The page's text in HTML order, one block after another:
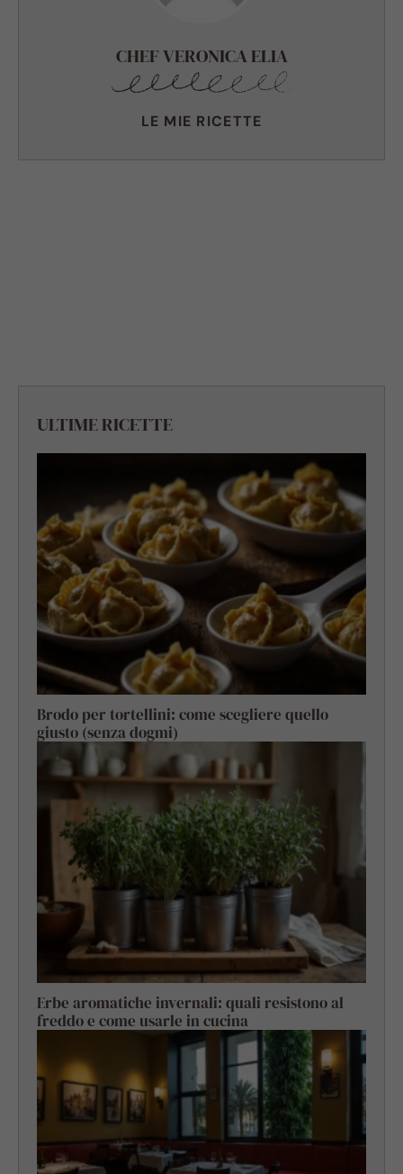
CHEF VERONICA ELIA
LE MIE RICETTE
ULTIME RICETTE
Brodo per tortellini: come scegliere quello
giusto (senza dogmi)
Erbe aromatiche invernali: quali resistono al
freddo e come usarle in cucina